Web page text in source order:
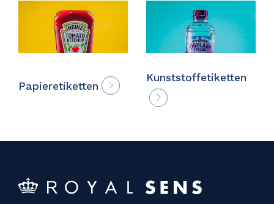
Papieretiketten
Kunststoffetiketten